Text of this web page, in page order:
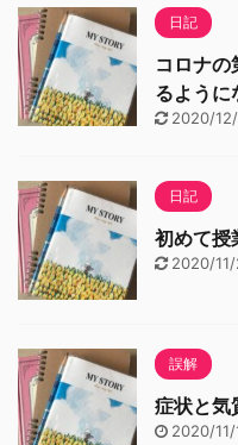
日記
コロナ
るよう
2020/
日記
初めて
2020/11/
誤解
症状と気
2020/11/